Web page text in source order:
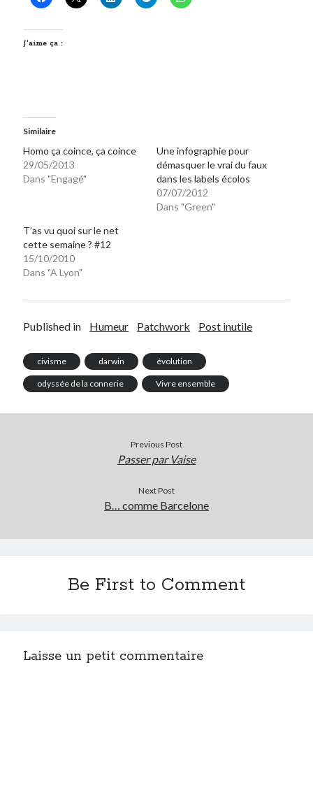
J’aime ça :
Similaire
Homo ça coince, ça coince
29/05/2013
Dans "Engagé"
Une infographie pour
démasquer le vrai du faux
dans les labels écolos
07/07/2012
Dans "Green"
T’as vu quoi sur le net
cette semaine ? #12
15/10/2010
Dans "A Lyon"
Published in Humeur Patchwork Post inutile
civisme darwin évolution
odyssée de la connerie Vivre ensemble
Previous Post
Passer par Vaise
Next Post
B… comme Barcelone
Be First to Comment
Laisse un petit commentaire